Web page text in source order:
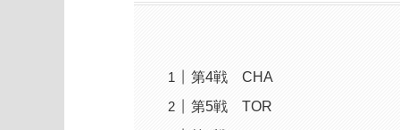
第4戦 CHA
第5戦 TOR